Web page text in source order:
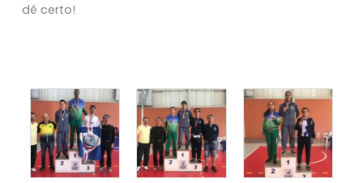
dê certo!